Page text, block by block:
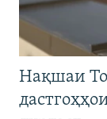
Нақшаи